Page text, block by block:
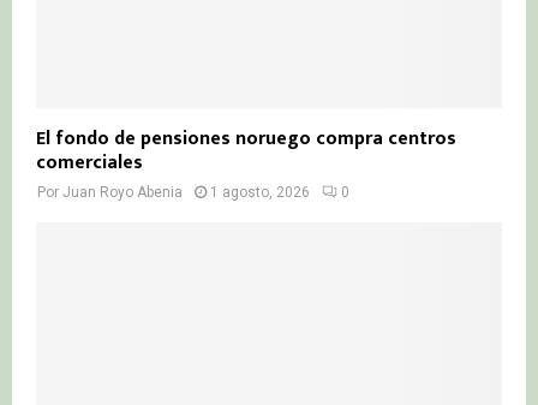
El fondo de pensiones noruego compra centros
comerciales
Por Juan Royo Abenia 1 agosto, 2026 0